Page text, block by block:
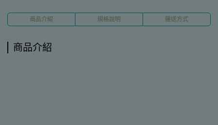
商品介紹 規格說明 運送方式
商品介紹